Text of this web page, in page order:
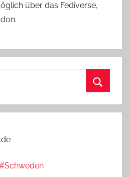
über das Fediverse,